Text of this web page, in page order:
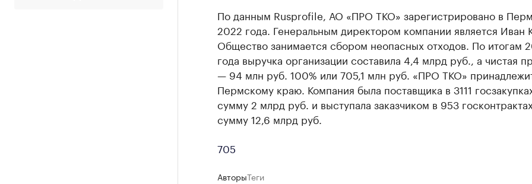
По данным Rusprofile, АО «ПРО ТКО» зарегистрировано в
2022 года. Генеральным директором компании является Иван
Общество занимается сбором неопасных отходов. По итогам
года выручка организации составила 4,4 млрд руб., а чистая
— 94 млн руб. 100% или 705,1 млн руб. «ПРО ТКО»
Пермскому краю. Компания была поставщика в 3111
сумму 2 млрд руб. и выступала заказчиком в 953
сумму 12,6 млрд руб.
705
АвторыТеги